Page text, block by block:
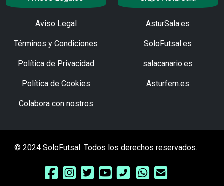
Aviso Legal
Términos y Condiciones
Política de Privacidad
Política de Cookies
Colabora con nostros
AsturSala.es
SoloFutsal.es
salacanario.es
Asturfem.es
© 2024 SoloFutsal. Todos los derechos reservados.